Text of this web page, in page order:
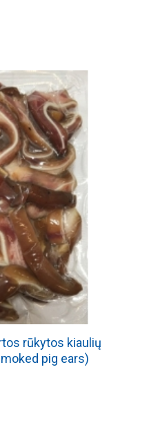
rūkytos kiaulių
pig ears)